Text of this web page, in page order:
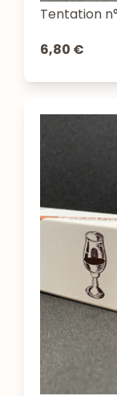
Tentation
6,80 €